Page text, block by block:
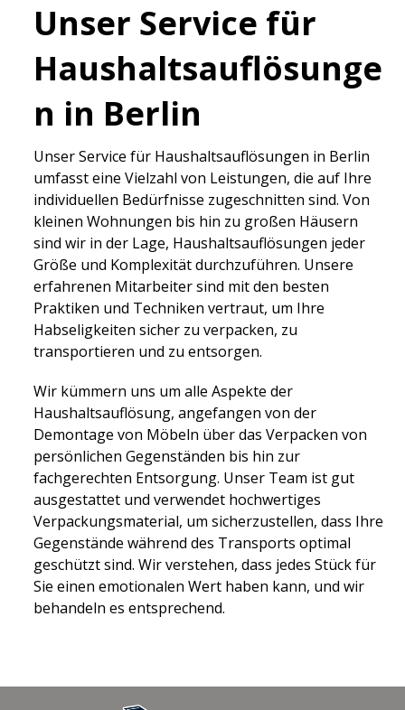
Unser Service für
Haushaltsauflösunge
n in Berlin
Unser Service für Haushaltsauflösungen in Berlin
umfasst eine Vielzahl von Leistungen, die auf Ihre
individuellen Bedürfnisse zugeschnitten sind. Von
kleinen Wohnungen bis hin zu großen Häusern
sind wir in der Lage, Haushaltsauflösungen jeder
Größe und Komplexität durchzuführen. Unsere
erfahrenen Mitarbeiter sind mit den besten
Praktiken und Techniken vertraut, um Ihre
Habseligkeiten sicher zu verpacken, zu
transportieren und zu entsorgen.
Wir kümmern uns um alle Aspekte der
Haushaltsauflösung, angefangen von der
Demontage von Möbeln über das Verpacken von
persönlichen Gegenständen bis hin zur
fachgerechten Entsorgung. Unser Team ist gut
ausgestattet und verwendet hochwertiges
Verpackungsmaterial, um sicherzustellen, dass Ihre
Gegenstände während des Transports optimal
geschützt sind. Wir verstehen, dass jedes Stück für
Sie einen emotionalen Wert haben kann, und wir
behandeln es entsprechend.